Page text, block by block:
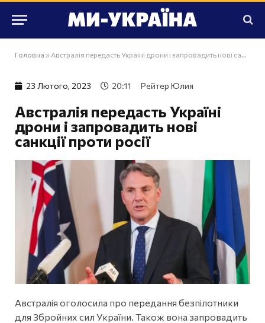
Головна » Австралія передасть Україні дрони і запровадить нові санкції проти росії
23 Лютого, 2023 20:11 Рейтер Юлия
Австралія передасть Україні
дрони і запровадить нові
санкції проти росії
Австралія оголосила про передання безпілотники
для Збройних сил України. Також вона запровадить